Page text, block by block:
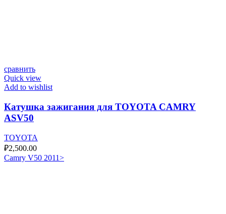
сравнить
Quick view
Add to wishlist
Катушка зажигания для TOYOTA CAMRY
ASV50
TOYOTA
₽2,500.00
Camry V50 2011>